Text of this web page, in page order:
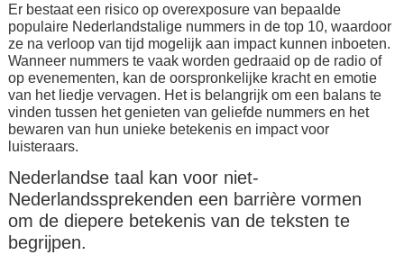
Er bestaat een risico op overexposure van bepaalde
populaire Nederlandstalige nummers in de top 10, waardoor
ze na verloop van tijd mogelijk aan impact kunnen inboeten.
Wanneer nummers te vaak worden gedraaid op de radio of
op evenementen, kan de oorspronkelijke kracht en emotie
van het liedje vervagen. Het is belangrijk om een balans te
vinden tussen het genieten van geliefde nummers en het
bewaren van hun unieke betekenis en impact voor
luisteraars.
Nederlandse taal kan voor niet-
Nederlandssprekenden een barrière vormen
om de diepere betekenis van de teksten te
begrijpen.